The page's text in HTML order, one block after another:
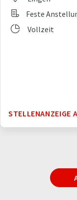
Feste
Vollzeit
STELLENANZEIGE